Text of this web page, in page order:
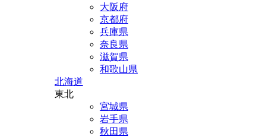
大阪府
京都府
兵庫県
奈良県
滋賀県
和歌山県
北海道
東北
宮城県
岩手県
秋田県